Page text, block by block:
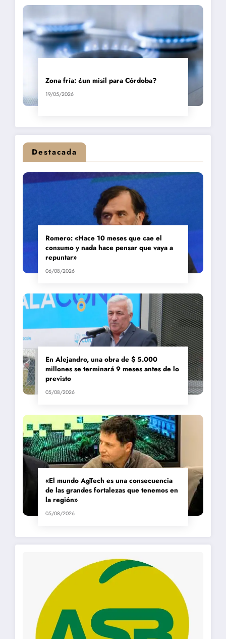
Zona fría: ¿un misil para Córdoba?
19/05/2026
Destacada
Romero: «Hace 10 meses que cae el
consumo y nada hace pensar que vaya a
repuntar»
06/08/2026
En Alejandro, una obra de $ 5.000
millones se terminará 9 meses antes de lo
previsto
05/08/2026
«El mundo AgTech es una consecuencia
de las grandes fortalezas que tenemos en
la región»
05/08/2026